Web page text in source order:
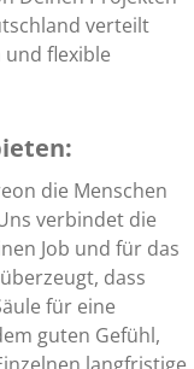
verteilt
flexible
die Menschen
verbindet die
Job und für das
dass
für eine
guten Gefühl,